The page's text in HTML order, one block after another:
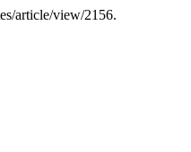
article/view/2156.